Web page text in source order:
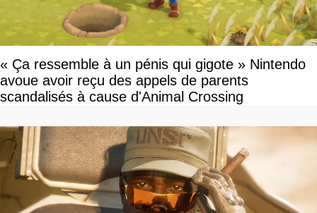
« Ça ressemble à un pénis qui gigote » Nintendo
avoue avoir reçu des appels de parents
scandalisés à cause d'Animal Crossing